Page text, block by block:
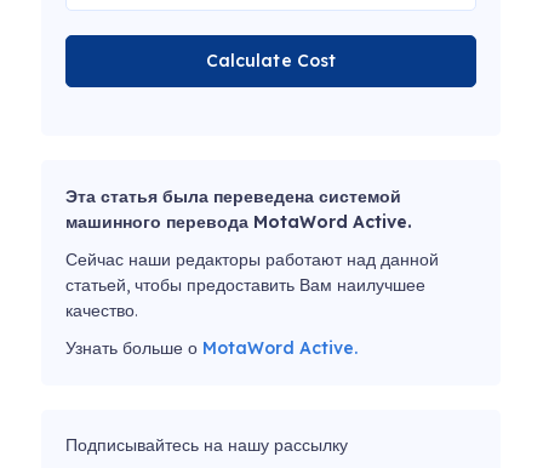
Calculate Cost
Эта статья была переведена системой
машинного перевода MotaWord Active.
Сейчас наши редакторы работают над данной
статьей, чтобы предоставить Вам наилучшее
качество.
Узнать больше о MotaWord Active.
Подписывайтесь на нашу рассылку